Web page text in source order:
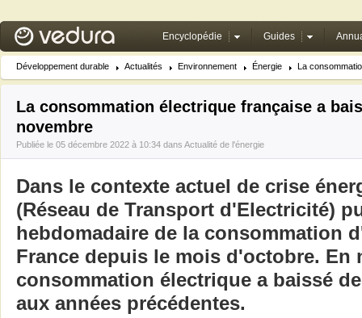
Encyclopédie Guides
Développement durable Actualités Environnement Énergie La
La consommation électrique française a
novembre
Publiée le 05 décembre 2022 à 10:34 dans Actualité de l'énergie
Dans le contexte actuel de crise
(Réseau de Transport d'Electricité)
hebdomadaire de la consommation
France depuis le mois d'octobre. En
consommation électrique a baissé
aux années précédentes.